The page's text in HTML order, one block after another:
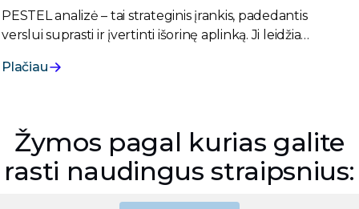
PESTEL analizė – tai strateginis įrankis, padedantis
verslui suprasti ir įvertinti išorinę aplinką. Ji leidžia
organizacijos veiklai ir augimui.
Plačiau
Žymos pagal kurias galite
rasti naudingus straipsnius: